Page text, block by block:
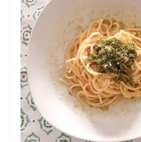
El Libro de 200 MOMENTOS FELICES!!!
Contacto